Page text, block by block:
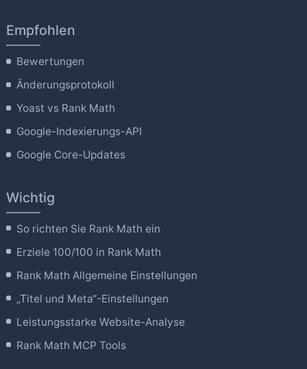
Empfohlen
Bewertungen
Änderungsprotokoll
Yoast vs Rank Math
Google-Indexierungs-API
Google Core-Updates
Wichtig
So richten Sie Rank Math ein
Erziele 100/100 in Rank Math
Rank Math Allgemeine Einstellungen
„Titel und Meta“-Einstellungen
Leistungsstarke Website-Analyse
Rank Math MCP Tools